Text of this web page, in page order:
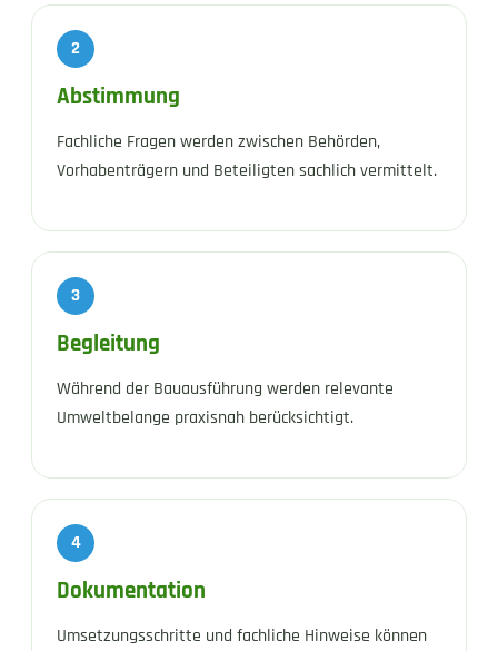
2
Abstimmung
Fachliche Fragen werden zwischen Behörden,
Vorhabenträgern und Beteiligten sachlich vermittelt.
3
Begleitung
Während der Bauausführung werden relevante
Umweltbelange praxisnah berücksichtigt.
4
Dokumentation
Umsetzungsschritte und fachliche Hinweise können